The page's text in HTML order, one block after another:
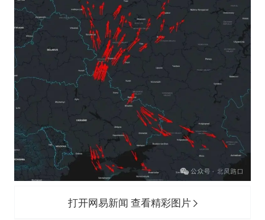
打开网易新闻 查看精彩图片